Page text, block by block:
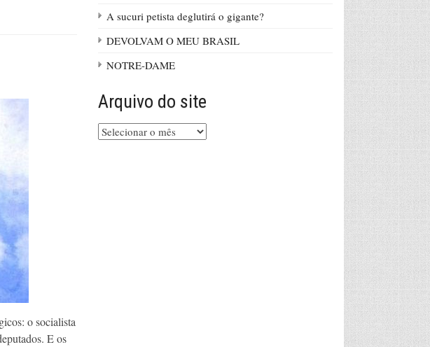
o socialista
E os
A sucuri petista deglutirá o gigante?
DEVOLVAM O MEU BRASIL
NOTRE-DAME
Arquivo do site
Arquivo
do